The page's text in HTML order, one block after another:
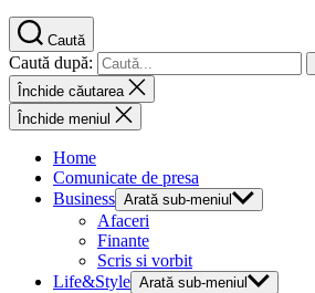
Caută
Caută după:
Închide căutarea
Închide meniul
Home
Comunicate de presa
Business Arată sub-meniul
Afaceri
Finante
Scris si vorbit
Life&Style Arată sub-meniul